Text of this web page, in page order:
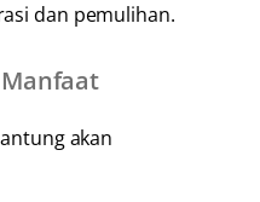
dan pemulihan.
akan